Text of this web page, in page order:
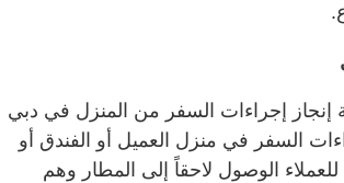
إنجاز إجراءات السفر من المنزل في دبي
السفر في منزل العميل أو الفندق أو
للعملاء الوصول لاحقاً إلى المطار وهم